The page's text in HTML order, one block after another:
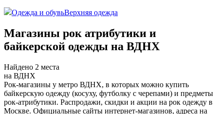
Одежда и обувьВерхняя одежда
Магазины рок атрибутики и
байкерской одежды на ВДНХ
Найдено 2 места
на ВДНХ
Рок-магазины у метро ВДНХ, в которых можно купить
байкерскую одежду (косуху, футболку с черепами) и предметы
рок-атрибутики. Распродажи, скидки и акции на рок одежду в
Москве. Официальные сайты интернет-магазинов, адреса на